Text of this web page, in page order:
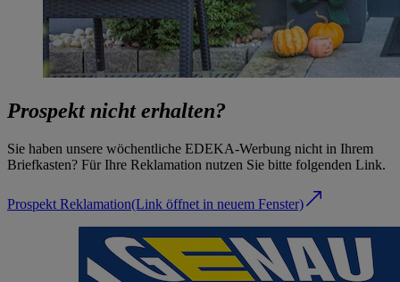
Prospekt nicht erhalten?
Sie haben unsere wöchentliche EDEKA-Werbung nicht in Ihrem
Briefkasten? Für Ihre Reklamation nutzen Sie bitte folgenden Link.
Prospekt Reklamation(Link öffnet in neuem Fenster)